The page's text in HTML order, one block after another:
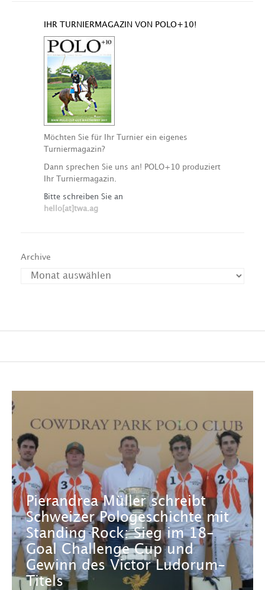
IHR TURNIERMAGAZIN VON POLO+10!
Möchten Sie für Ihr Turnier ein eigenes
Turniermagazin?
Dann sprechen Sie uns an! POLO+10 produziert
Ihr Turniermagazin.
Bitte schreiben Sie an
hello[at]twa.ag
Archive
Pierandrea Müller schreibt
Schweizer Pologeschichte mit
Standing Rock: Sieg im 18-
Goal Challenge Cup und
Gewinn des Victor Ludorum-
Titels